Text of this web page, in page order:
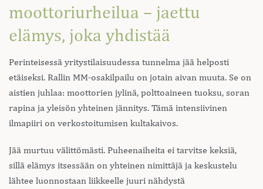
moottoriurheilua – jaettu
elämys, joka yhdistää
Perinteisessä yritystilaisuudessa tunnelma jää helposti
etäiseksi. Rallin MM-osakilpailu on jotain aivan muuta. Se on
aistien juhlaa: moottorien jylinä, polttoaineen tuoksu, soran
rapina ja yleisön yhteinen jännitys. Tämä intensiivinen
ilmapiiri on verkostoitumisen kultakaivos.
Jää murtuu välittömästi. Puheenaiheita ei tarvitse keksiä,
sillä elämys itsessään on yhteinen nimittäjä ja keskustelu
lähtee luonnostaan liikkeelle juuri nähdystä